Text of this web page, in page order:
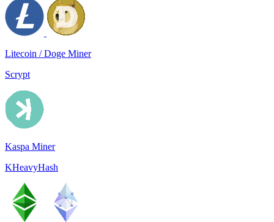
Litecoin / Doge Miner
Scrypt
Kaspa Miner
KHeavyHash